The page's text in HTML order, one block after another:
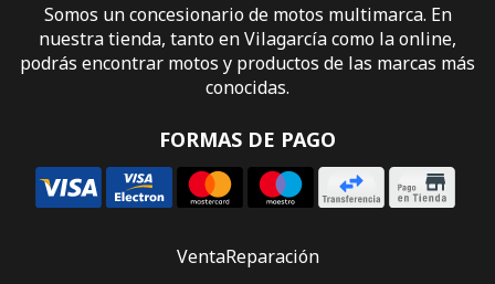
Somos un concesionario de motos multimarca. En
nuestra tienda, tanto en Vilagarcía como la online,
podrás encontrar motos y productos de las marcas más
conocidas.
FORMAS DE PAGO
VentaReparación